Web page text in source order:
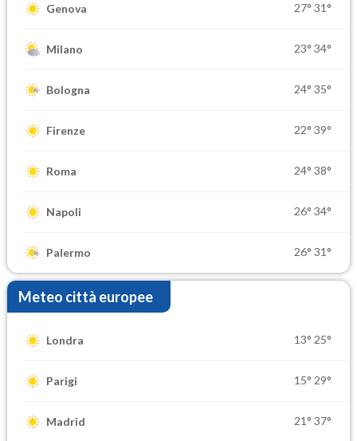
Genova 27° 31°
Milano 23° 34°
Bologna 24° 35°
Firenze 22° 39°
Roma 24° 38°
Napoli 26° 34°
Palermo 26° 31°
Meteo città europee
Londra 13° 25°
Parigi 15° 29°
Madrid 21° 37°